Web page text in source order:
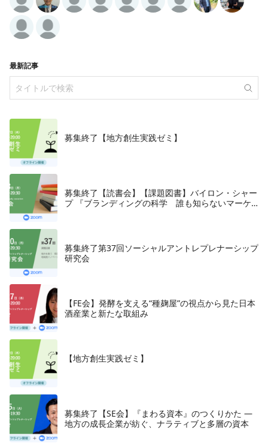
最新記事
募集終了【地方創生実践ゼミ】
募集終了【読書会】【課題図書】バイロン・シャー
プ 『ブランディングの科学 誰も知らないマーケ
募集終了第37回ソーシャルアントレプレナーシップ
研究会
【FE会】発酵を支える“種麹屋”の視点から見た日本
酒産業と新たな取組み
【地方創生実践ゼミ】
募集終了【SE会】『まわる資本』のつくりかた —
地方の成長企業が紡ぐ、ナラティブと多層の資本